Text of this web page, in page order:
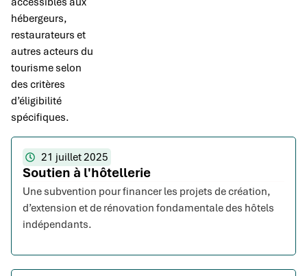
hébergeurs,
restaurateurs et
autres acteurs du
tourisme selon
des critères
d’éligibilité
spécifiques.
21 juillet 2025
Soutien à l'hôtellerie
Une subvention pour financer les projets de création,
d’extension et de rénovation fondamentale des hôtels
indépendants.